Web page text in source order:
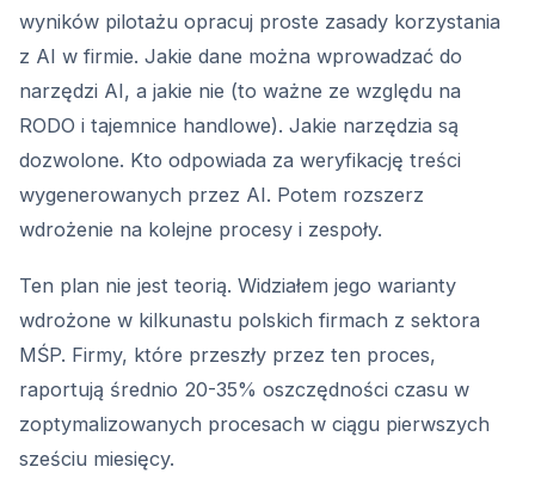
wyników pilotażu opracuj proste zasady korzystania
z AI w firmie. Jakie dane można wprowadzać do
narzędzi AI, a jakie nie (to ważne ze względu na
RODO i tajemnice handlowe). Jakie narzędzia są
dozwolone. Kto odpowiada za weryfikację treści
wygenerowanych przez AI. Potem rozszerz
wdrożenie na kolejne procesy i zespoły.
Ten plan nie jest teorią. Widziałem jego warianty
wdrożone w kilkunastu polskich firmach z sektora
MŚP. Firmy, które przeszły przez ten proces,
raportują średnio 20-35% oszczędności czasu w
zoptymalizowanych procesach w ciągu pierwszych
sześciu miesięcy.